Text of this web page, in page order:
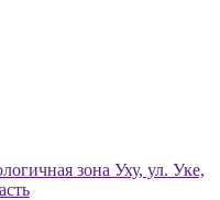
зона Уху, ул. Уке,